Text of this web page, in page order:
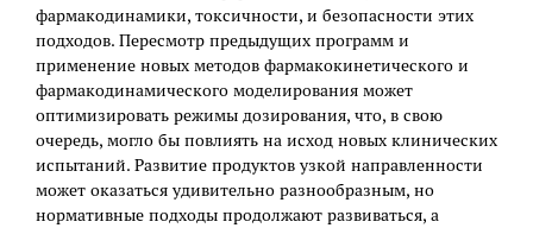
фармакодинамики, токсичности, и безопасности этих
подходов. Пересмотр предыдущих программ и
применение новых методов фармакокинетического и
фармакодинамического моделирования может
оптимизировать режимы дозирования, что, в свою
очередь, могло бы повлиять на исход новых клинических
испытаний. Развитие продуктов узкой направленности
может оказаться удивительно разнообразным, но
нормативные подходы продолжают развиваться, а